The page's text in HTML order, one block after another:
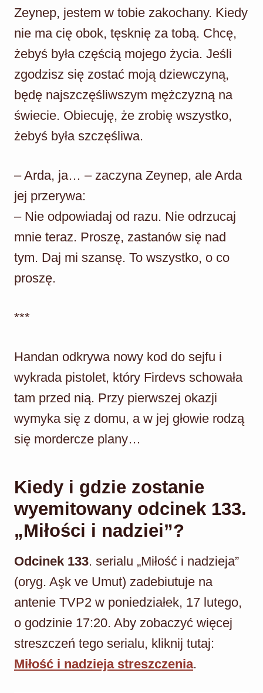
Zeynep, jestem w tobie zakochany. Kiedy
nie ma cię obok, tęsknię za tobą. Chcę,
żebyś była częścią mojego życia. Jeśli
zgodzisz się zostać moją dziewczyną,
będę najszczęśliwszym mężczyzną na
świecie. Obiecuję, że zrobię wszystko,
żebyś była szczęśliwa.
– Arda, ja… – zaczyna Zeynep, ale Arda
jej przerywa:
– Nie odpowiadaj od razu. Nie odrzucaj
mnie teraz. Proszę, zastanów się nad
tym. Daj mi szansę. To wszystko, o co
proszę.
***
Handan odkrywa nowy kod do sejfu i
wykrada pistolet, który Firdevs schowała
tam przed nią. Przy pierwszej okazji
wymyka się z domu, a w jej głowie rodzą
się mordercze plany…
Kiedy i gdzie zostanie
wyemitowany odcinek 133.
„Miłości i nadziei”?
Odcinek 133. serialu „Miłość i nadzieja”
(oryg. Aşk ve Umut) zadebiutuje na
antenie TVP2 w poniedziałek, 17 lutego,
o godzinie 17:20. Aby zobaczyć więcej
streszczeń tego serialu, kliknij tutaj:
Miłość i nadzieja streszczenia.